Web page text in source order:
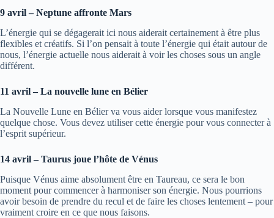
9 avril – Neptune affronte Mars
L’énergie qui se dégagerait ici nous aiderait certainement à être plus
flexibles et créatifs. Si l’on pensait à toute l’énergie qui était autour de
nous, l’énergie actuelle nous aiderait à voir les choses sous un angle
différent.
11 avril – La nouvelle lune en Bélier
La Nouvelle Lune en Bélier va vous aider lorsque vous manifestez
quelque chose. Vous devez utiliser cette énergie pour vous connecter à
l’esprit supérieur.
14 avril – Taurus joue l’hôte de Vénus
Puisque Vénus aime absolument être en Taureau, ce sera le bon
moment pour commencer à harmoniser son énergie. Nous pourrions
avoir besoin de prendre du recul et de faire les choses lentement – pour
vraiment croire en ce que nous faisons.